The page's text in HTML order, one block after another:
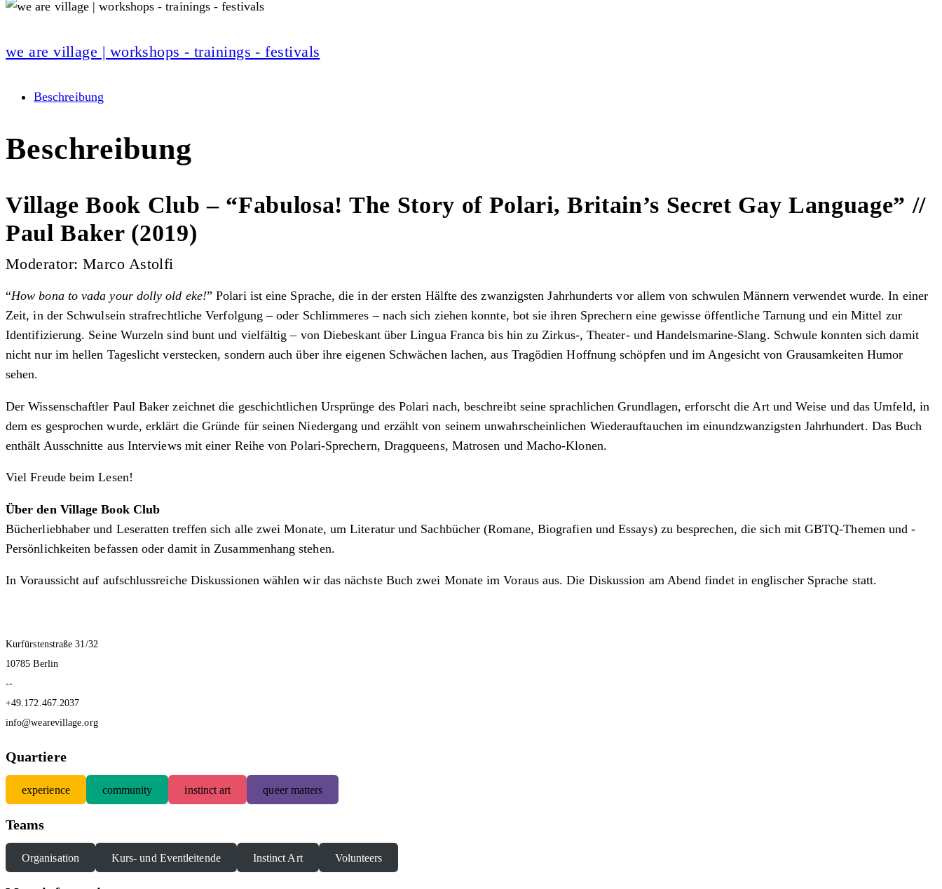
we are village | workshops - trainings - festivals
Beschreibung
Beschreibung
Village Book Club – “Fabulosa! The Story of Polari, Britain’s Secret Gay Language” //
Paul Baker (2019)
Moderator: Marco Astolfi
“How bona to vada your dolly old eke!” Polari ist eine Sprache, die in der ersten Hälfte des zwanzigsten Jahrhunderts vor allem von schwulen Männern verwendet wurde. In einer
Zeit, in der Schwulsein strafrechtliche Verfolgung – oder Schlimmeres – nach sich ziehen konnte, bot sie ihren Sprechern eine gewisse öffentliche Tarnung und ein Mittel zur
Identifizierung. Seine Wurzeln sind bunt und vielfältig – von Diebeskant über Lingua Franca bis hin zu Zirkus-, Theater- und Handelsmarine-Slang. Schwule konnten sich damit
nicht nur im hellen Tageslicht verstecken, sondern auch über ihre eigenen Schwächen lachen, aus Tragödien Hoffnung schöpfen und im Angesicht von Grausamkeiten Humor
sehen.
Der Wissenschaftler Paul Baker zeichnet die geschichtlichen Ursprünge des Polari nach, beschreibt seine sprachlichen Grundlagen, erforscht die Art und Weise und das Umfeld, in
dem es gesprochen wurde, erklärt die Gründe für seinen Niedergang und erzählt von seinem unwahrscheinlichen Wiederauftauchen im einundzwanzigsten Jahrhundert. Das Buch
enthält Ausschnitte aus Interviews mit einer Reihe von Polari-Sprechern, Dragqueens, Matrosen und Macho-Klonen.
Viel Freude beim Lesen!
Über den Village Book Club
Bücherliebhaber und Leseratten treffen sich alle zwei Monate, um Literatur und Sachbücher (Romane, Biografien und Essays) zu besprechen, die sich mit GBTQ-Themen und -
Persönlichkeiten befassen oder damit in Zusammenhang stehen.
In Voraussicht auf aufschlussreiche Diskussionen wählen wir das nächste Buch zwei Monate im Voraus aus. Die Diskussion am Abend findet in englischer Sprache statt.
Kurfürstenstraße 31/32
10785 Berlin
--
+49.172.467.2037
info@wearevillage.org
Quartiere
experience community instinct art queer matters
Teams
Organisation Kurs- und Eventleitende Instinct Art Volunteers